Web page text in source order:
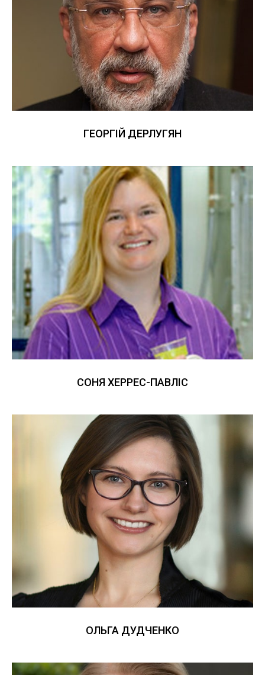
ГЕОРГІЙ ДЕРЛУГЯН
СОНЯ ХЕРРЕС-ПАВЛІС
ОЛЬГА ДУДЧЕНКО